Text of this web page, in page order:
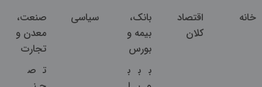
خانه
اقتصاد
کلان
بانک،
بیمه و
بورس
ب ب ب
سیاسی
صنعت،
معدن و
تجارت
ت ص